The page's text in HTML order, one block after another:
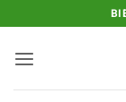
au
contenu